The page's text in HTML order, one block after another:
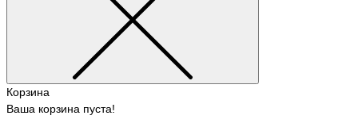
Корзина
Ваша корзина пуста!